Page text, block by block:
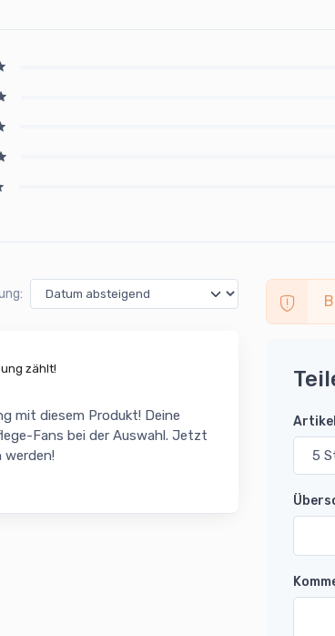
zählt!
mit diesem Produkt! Deine
Fans bei der Auswahl. Jetzt
werden!